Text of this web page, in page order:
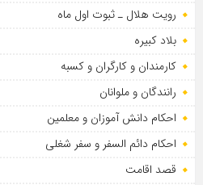
رویت هلال ـ ثبوت اول ماه
بلاد کبیره
کارمندان و کارگران و کسبه
رانندگان و ملوانان
احکام دانش آموزان و معلمین
احکام دائم السفر و سفر شغلی
قصد اقامت